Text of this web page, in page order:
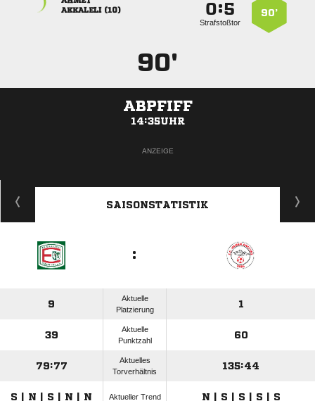
90’
:
Strafstoßtor
 
90'
ABPFIFF
14:35UHR
ANZEIGE
SAISONSTATISTIK
:
9
Aktuelle
Platzierung
1
39
Aktuelle
Punktzahl
60
79:77
Aktuelles
Torverhältnis
135:44
S | N | S | N | N Aktueller Trend N | S | S | S | S